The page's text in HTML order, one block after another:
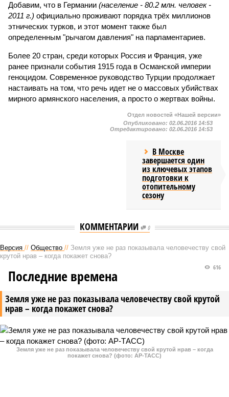
Добавим, что в Германии (население - 80.2 млн. человек -
2011 г.) официально проживают порядка трёх миллионов
этнических турков, и этот момент также был
определенным "рычагом давления" на парламентариев.
Более 20 стран, среди которых Россия и Франция, уже
ранее признали события 1915 года в Османской империи
геноцидом. Современное руководство Турции продолжает
настаивать на том, что речь идет не о массовых убийствах
мирного армянского населения, а просто о жертвах войны.
Отдел новостей «Нашей версии»
Опубликовано: 02.06.2016 14:53
Отредактировано: 02.06.2016 14:53
В Москве
завершается один
из ключевых этапов
подготовки к
отопительному
сезону
КОММЕНТАРИИ 0
Версия // Общество // Земля уже не раз показывала человечеству свой
крутой нрав – когда покажет снова?
Земля уже не раз показывала человечеству свой крутой
нрав – когда покажет снова?
616
Последние времена
Земля уже не раз показывала человечеству свой крутой нрав – когда
покажет снова? (фото: АР-ТАСС)